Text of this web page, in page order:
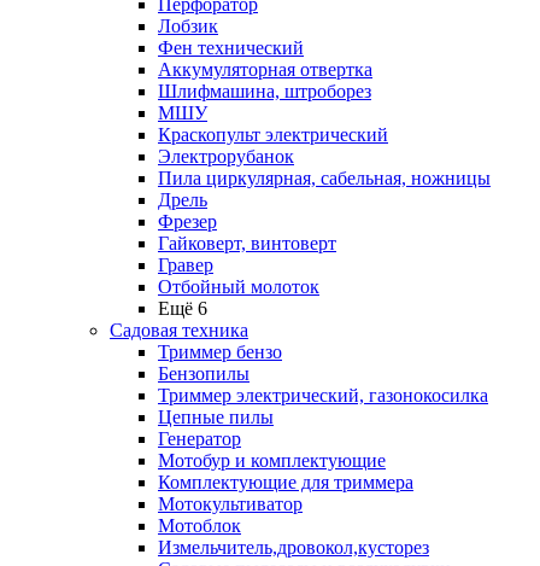
Перфоратор
Лобзик
Фен технический
Аккумуляторная отвертка
Шлифмашина, штроборез
МШУ
Краскопульт электрический
Электрорубанок
Пила циркулярная, сабельная, ножницы
Дрель
Фрезер
Гайковерт, винтоверт
Гравер
Отбойный молоток
Ещё 6
Садовая техника
Триммер бензо
Бензопилы
Триммер электрический, газонокосилка
Цепные пилы
Генератор
Мотобур и комплектующие
Комплектующие для триммера
Мотокультиватор
Мотоблок
Измельчитель,дровокол,кусторез